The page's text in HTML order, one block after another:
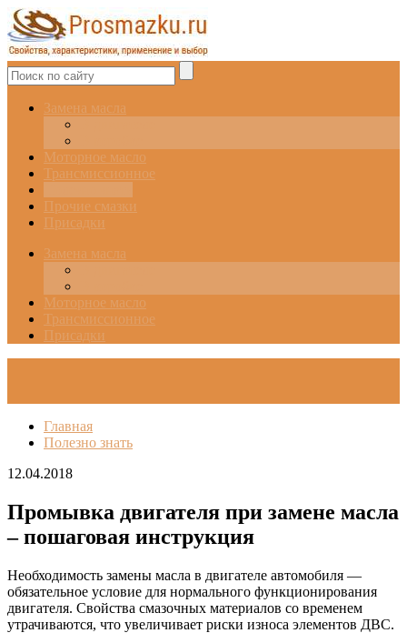
Замена масла
Моторное масло
Трансмиссионное
Прочие смазки
Присадки
Замена масла
Моторное масло
Трансмиссионное
Присадки
Главная
Полезно знать
12.04.2018
Промывка двигателя при замене масла
– пошаговая инструкция
Необходимость замены масла в двигателе автомобиля —
обязательное условие для нормального функционирования
двигателя. Свойства смазочных материалов со временем
утрачиваются, что увеличивает риски износа элементов ДВС.